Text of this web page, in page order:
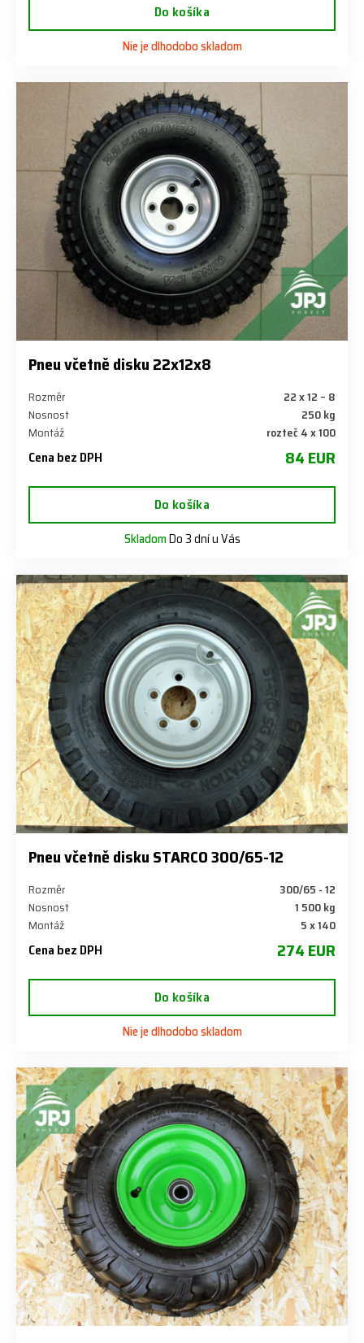
Do košíka
Nie je dlhodobo skladom
Pneu včetně disku 22x12x8
Rozměr
22 x 12 – 8
Nosnost
250 kg
Montáž
rozteč 4 x 100
Cena bez DPH 84 EUR
Do košíka
SkladomDo 3 dní u Vás
Pneu včetně disku STARCO 300/65-12
Rozměr
300/65 - 12
Nosnost
1 500 kg
Montáž
5 x 140
Cena bez DPH 274 EUR
Do košíka
Nie je dlhodobo skladom